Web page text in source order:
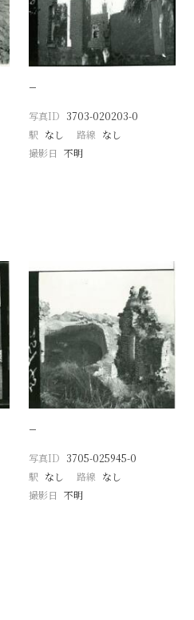
−
写真ID 3703-020203-0
駅 なし 路線 なし
撮影日 不明
−
写真ID 3705-025945-0
駅 なし 路線 なし
撮影日 不明